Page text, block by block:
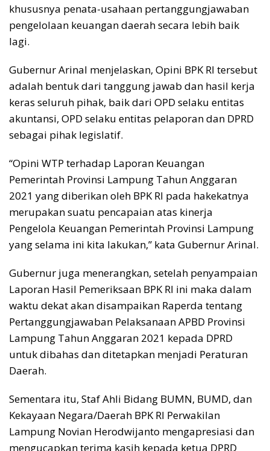
khususnya penata-usahaan pertanggungjawaban
pengelolaan keuangan daerah secara lebih baik
lagi.
Gubernur Arinal menjelaskan, Opini BPK RI tersebut
adalah bentuk dari tanggung jawab dan hasil kerja
keras seluruh pihak, baik dari OPD selaku entitas
akuntansi, OPD selaku entitas pelaporan dan DPRD
sebagai pihak legislatif.
“Opini WTP terhadap Laporan Keuangan
Pemerintah Provinsi Lampung Tahun Anggaran
2021 yang diberikan oleh BPK RI pada hakekatnya
merupakan suatu pencapaian atas kinerja
Pengelola Keuangan Pemerintah Provinsi Lampung
yang selama ini kita lakukan,” kata Gubernur Arinal.
Gubernur juga menerangkan, setelah penyampaian
Laporan Hasil Pemeriksaan BPK RI ini maka dalam
waktu dekat akan disampaikan Raperda tentang
Pertanggungjawaban Pelaksanaan APBD Provinsi
Lampung Tahun Anggaran 2021 kepada DPRD
untuk dibahas dan ditetapkan menjadi Peraturan
Daerah.
Sementara itu, Staf Ahli Bidang BUMN, BUMD, dan
Kekayaan Negara/Daerah BPK RI Perwakilan
Lampung Novian Herodwijanto mengapresiasi dan
mengucapkan terima kasih kepada ketua DPRD